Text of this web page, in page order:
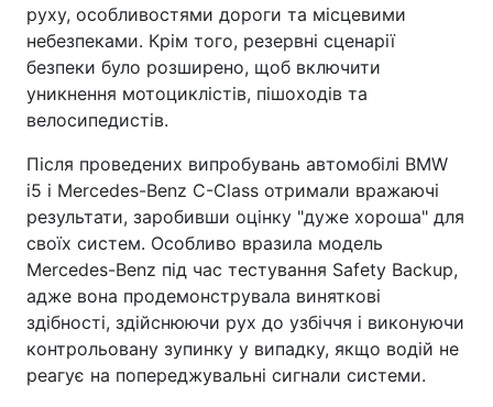
руху, особливостями дороги та місцевими
небезпеками. Крім того, резервні сценарії
безпеки було розширено, щоб включити
уникнення мотоциклістів, пішоходів та
велосипедистів.
Після проведених випробувань автомобілі BMW
i5 і Mercedes-Benz C-Class отримали вражаючі
результати, заробивши оцінку "дуже хороша" для
своїх систем. Особливо вразила модель
Mercedes-Benz під час тестування Safety Backup,
адже вона продемонструвала виняткові
здібності, здійснюючи рух до узбіччя і виконуючи
контрольовану зупинку у випадку, якщо водій не
реагує на попереджувальні сигнали системи.